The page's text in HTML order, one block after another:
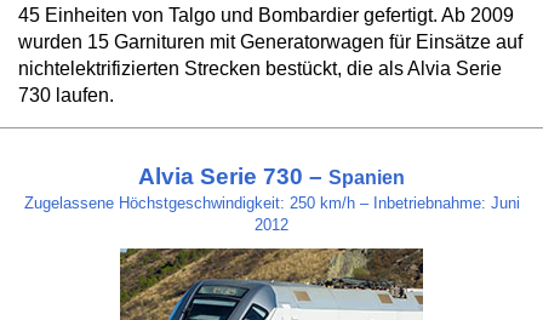
45 Einheiten von Talgo und Bombardier gefertigt. Ab 2009
wurden 15 Garnituren mit Generatorwagen für Einsätze auf
nichtelektrifizierten Strecken bestückt, die als Alvia Serie
730 laufen.
Alvia Serie 730 – Spanien
Zugelassene Höchstgeschwindigkeit: 250 km/h – Inbetriebnahme: Juni
2012